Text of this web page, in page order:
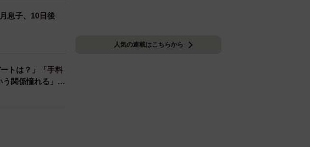
たので、結果的
受け取ってくだ
息子、10日後
トは？」「手料
関係憧れる」と
人気の連載はこちらから